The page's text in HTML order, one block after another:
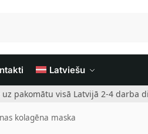
Latviešu
pakomātu visā Latvijā 2-4 darba
kolagēna maska